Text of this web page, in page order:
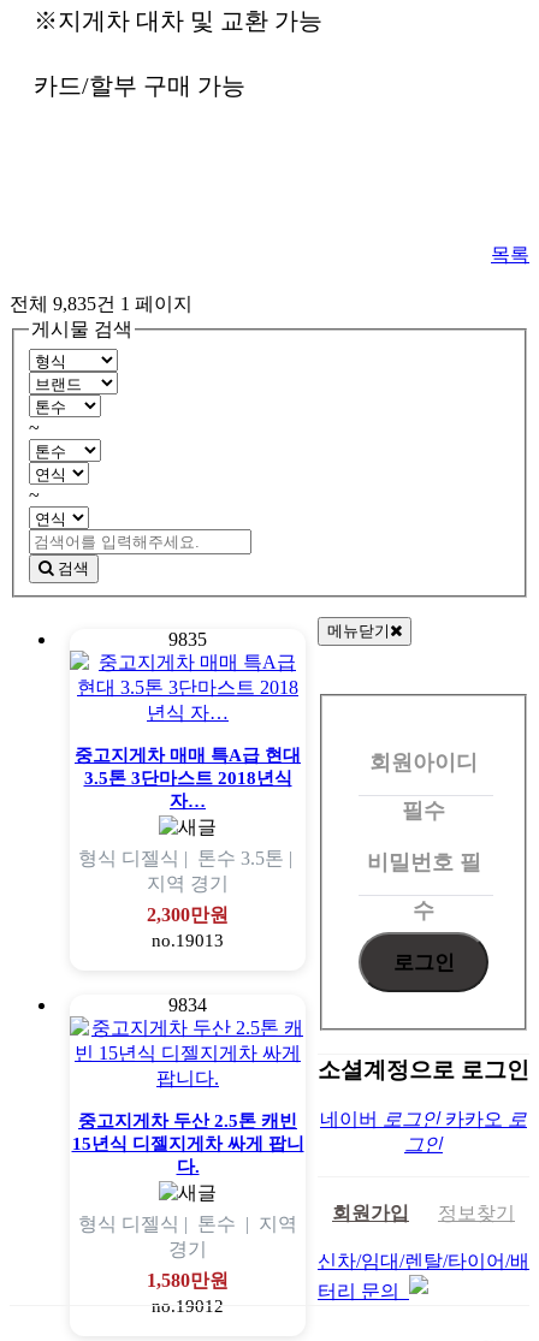
※지게차 대차 및 교환 가능
카드/할부 구매 가능
목록
전체 9,835건 1 페이지
게시물 검색
~
~
검색
9835
중고지게차 매매 특A급 현대
3.5톤 3단마스트 2018년식
자…
형식 디젤식 | 톤수 3.5톤 |
지역 경기
2,300만원
no.19013
9834
중고지게차 두산 2.5톤 캐빈
15년식 디젤지게차 싸게 팝니
다.
형식 디젤식 | 톤수 | 지역
경기
1,580만원
no.19012
메뉴닫기
회
회원아이디
필수
비밀번호 필
수
소셜계정으로 로그인
네이버 로그인 카카오 로
그인
회원가입 정보찾기
신차/임대/렌탈/타이어/배
터리 문의